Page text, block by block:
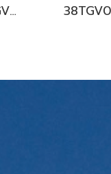
38TGV0481A3 / 40TGV0481UP แอร์แคเรียร์ รุ่นฝังฝ้า 4 ทิศทาง ระบบอินเวอร์เตอร์ Carrier 4-Way Cassette Type Inverter น้ำยา R32 (380V./ไฟ 3 เฟส) พร้อมบริการติดตั้ง